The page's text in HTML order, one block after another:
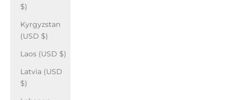
$)
Kyrgyzstan
(USD $)
Laos (USD $)
Latvia (USD
$)